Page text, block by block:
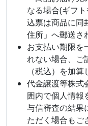
なる場合(ギフ
込票は商品に同
住所」へ郵送さ
お支払い期限を
れない場合、ご
（税込）を加
代金譲渡等株式
囲内で個人情報
与信審査の結果
ただく場合もご